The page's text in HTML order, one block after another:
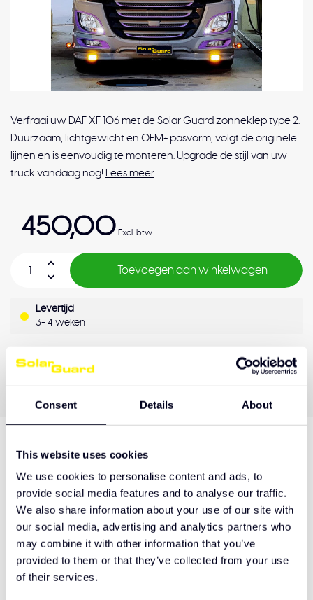
Consent Details About
This website uses cookies
We use cookies to personalise content and ads, to
provide social media features and to analyse our traffic.
We also share information about your use of our site with
our social media, advertising and analytics partners who
may combine it with other information that you’ve
provided to them or that they’ve collected from your use
of their services.
Verfraai uw DAF XF 106 met de Solar Guard zonneklep type 2.
Duurzaam, lichtgewicht en OEM+ pasvorm, volgt de originele
lijnen en is eenvoudig te monteren. Upgrade de stijl van uw
truck vandaag nog! Lees meer.
450,00 Excl. btw
Toevoegen aan winkelwagen
Levertijd
3- 4 weken
OEM Kwaliteit Kwaliteitsgarantie
Productomschrijving
Hulp nodig bij het maken van de juiste keuze
of het product afhalen?
Neem contact op